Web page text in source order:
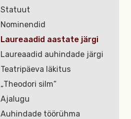
Statuut
Nominendid
Laureaadid aastate järgi
Laureaadid auhindade järgi
Teatripäeva läkitus
„Theodori silm“
Ajalugu
Auhindade töörühma